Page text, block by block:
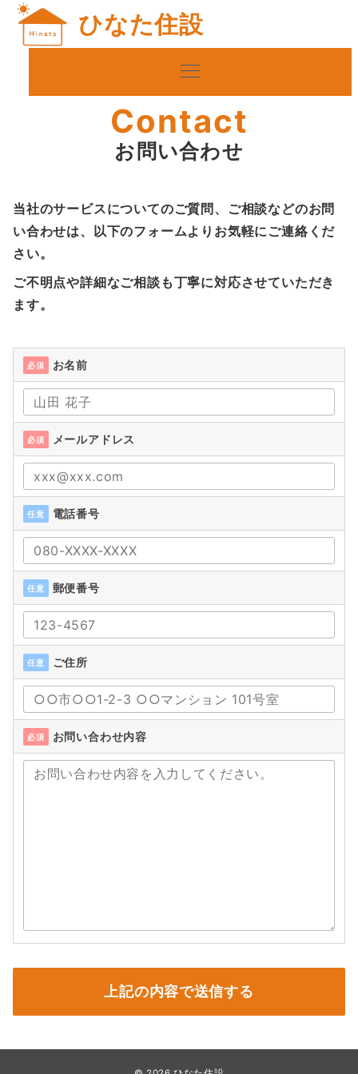
ひなた住設
Contact
お問い合わせ
当社のサービスについてのご質問、ご相談などのお問
い合わせは、以下のフォームよりお気軽にご連絡くだ
さい。
ご不明点や詳細なご相談も丁寧に対応させていただき
ます。
必須 お名前
必須 メールアドレス
任意 電話番号
任意 郵便番号
任意 ご住所
必須 お問い合わせ内容